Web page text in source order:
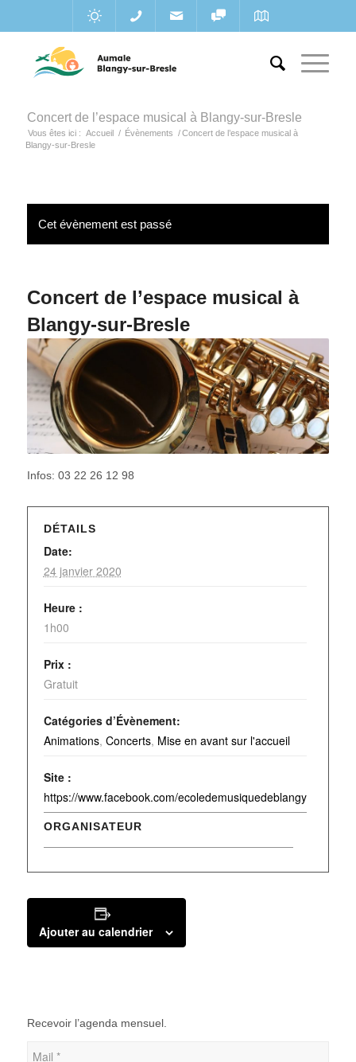
Concert de l’espace musical à Blangy-sur-Bresle
Vous êtes ici : Accueil / Évènements / Concert de l’espace musical à
Blangy-sur-Bresle
Cet évènement est passé
Concert de l’espace musical à
Blangy-sur-Bresle
Infos: 03 22 26 12 98
DÉTAILS
Date:
24 janvier 2020
Heure :
1h00
Prix :
Gratuit
Catégories d’Évènement:
Animations, Concerts, Mise en avant sur l'accueil
Site :
https://www.facebook.com/ecoledemusiquedeblangy
ORGANISATEUR
Ajouter au calendrier
Recevoir l’agenda mensuel.